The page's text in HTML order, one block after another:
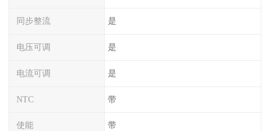
同步整流 是
电压可调 是
电流可调 是
NTC 带
使能 带